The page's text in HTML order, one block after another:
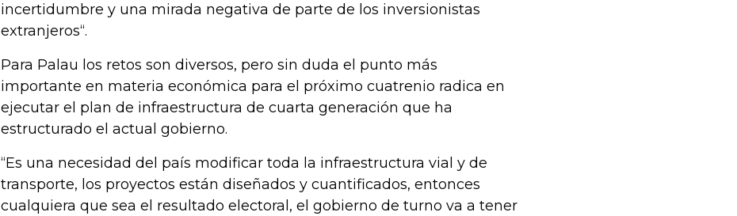
incertidumbre y una mirada negativa de parte de los inversionistas
extranjeros“.
Para Palau los retos son diversos, pero sin duda el punto más
importante en materia económica para el próximo cuatrenio radica en
ejecutar el plan de infraestructura de cuarta generación que ha
estructurado el actual gobierno.
“Es una necesidad del país modificar toda la infraestructura vial y de
transporte, los proyectos están diseñados y cuantificados, entonces
cualquiera que sea el resultado electoral, el gobierno de turno va a tener